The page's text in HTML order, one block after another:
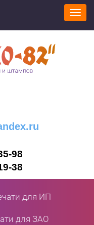
98
38
для ИП
для ЗАО